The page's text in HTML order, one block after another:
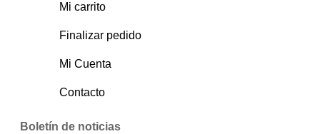
Mi carrito
Finalizar pedido
Mi Cuenta
Contacto
Boletín de noticias